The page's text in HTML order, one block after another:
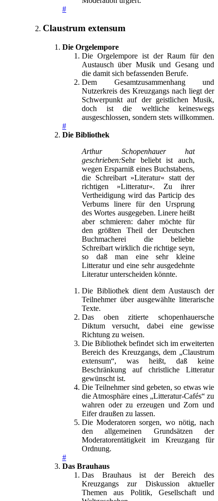
#
Claustrum extensum
Die Orgelempore
Die Orgelempore ist der Raum für den
Austausch über Musik und Gesang und
die damit sich befassenden Berufe.
Dem Gesamtzusammenhang und
Nutzerkreis des Kreuzgangs nach liegt der
Schwerpunkt auf der geistlichen Musik,
doch ist die weltliche keineswegs
ausgeschlossen, sondern stets willkommen.
#
Die Bibliothek
Arthur Schopenhauer hat
geschrieben:Sehr beliebt ist auch,
wegen Ersparniß eines Buchstabens,
die Schreibart »Literatur« statt der
richtigen »Litteratur«. Zu ihrer
Vertheidigung wird das Particip des
Verbums linere für den Ursprung
des Wortes ausgegeben. Linere heißt
aber schmieren: daher möchte für
den größten Theil der Deutschen
Buchmacherei die beliebte
Schreibart wirklich die richtige seyn,
so daß man eine sehr kleine
Litteratur und eine sehr ausgedehnte
Literatur unterscheiden könnte.
Die Bibliothek dient dem Austausch der
Teilnehmer über ausgewählte litterarische
Texte.
Das oben zitierte schopenhauersche
Diktum versucht, dabei eine gewisse
Richtung zu weisen.
Die Bibliothek befindet sich im erweiterten
Bereich des Kreuzgangs, dem „Claustrum
extensum“, was heißt, daß keine
Beschränkung auf christliche Litteratur
gewünscht ist.
Die Teilnehmer sind gebeten, so etwas wie
die Atmosphäre eines „Litteratur-Cafés“ zu
wahren oder zu erzeugen und Zorn und
Eifer draußen zu lassen.
Die Moderatoren sorgen, wo nötig, nach
den allgemeinen Grundsätzen der
Moderatorentätigkeit im Kreuzgang für
Ordnung.
#
Das Brauhaus
Das Brauhaus ist der Bereich des
Kreuzgangs zur Diskussion aktueller
Themen aus Politik, Gesellschaft und